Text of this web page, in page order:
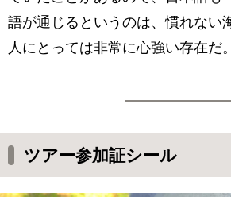
語が通じるというのは、慣れない
人にとっては非常に心強い存在だ。
ツアー参加証シール